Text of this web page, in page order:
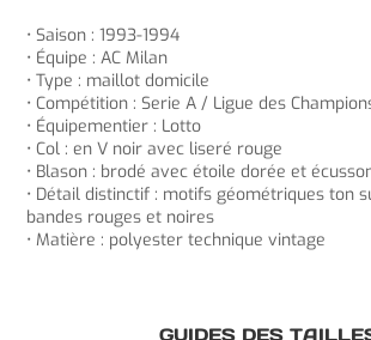
• Saison : 1993-1994
• Équipe : AC Milan
• Type : maillot domicile
• Compétition : Serie A / Ligue des
• Équipementier : Lotto
• Col : en V noir avec liseré rouge
• Blason : brodé avec étoile dorée et
• Détail distinctif : motifs géométriques ton
bandes rouges et noires
• Matière : polyester technique vintage
GUIDES DES